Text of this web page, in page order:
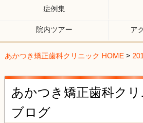
症例集
院内ツアー ア
あかつき矯正歯科クリニック HOME >
あかつき矯正歯科ク
ブログ